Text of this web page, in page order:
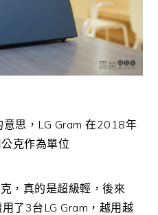
意思，LG Gram 在2018年
克作為單位
，真的是超級輕，後來
了3台LG Gram，越用越